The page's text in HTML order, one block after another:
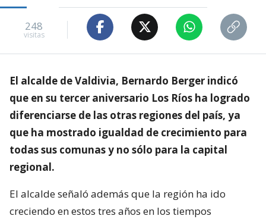
248
visitas
El alcalde de Valdivia, Bernardo Berger indicó
que en su tercer aniversario Los Ríos ha logrado
diferenciarse de las otras regiones del país, ya
que ha mostrado igualdad de crecimiento para
todas sus comunas y no sólo para la capital
regional.
El alcalde señaló además que la región ha ido
creciendo en estos tres años en los tiempos